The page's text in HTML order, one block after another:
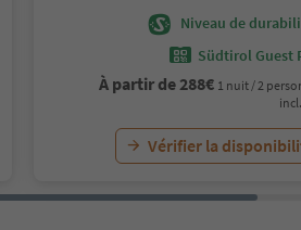
Niveau de
Südtirol Guest
À partir de288€ 1 nuit / 2
Vérifier la